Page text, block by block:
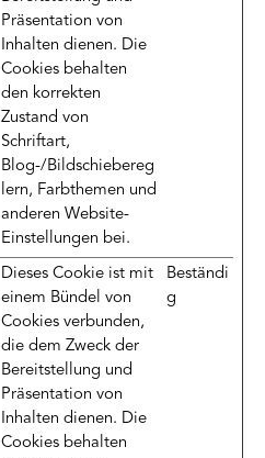
Präsentation von
Inhalten dienen. Die
Cookies behalten
den korrekten
Zustand von
Schriftart,
Blog-/Bildschiebereg
lern, Farbthemen und
anderen Website-
Einstellungen bei.
Dieses Cookie ist mit
einem Bündel von
Cookies verbunden,
die dem Zweck der
Bereitstellung und
Präsentation von
Inhalten dienen. Die
Cookies behalten
Beständi
g